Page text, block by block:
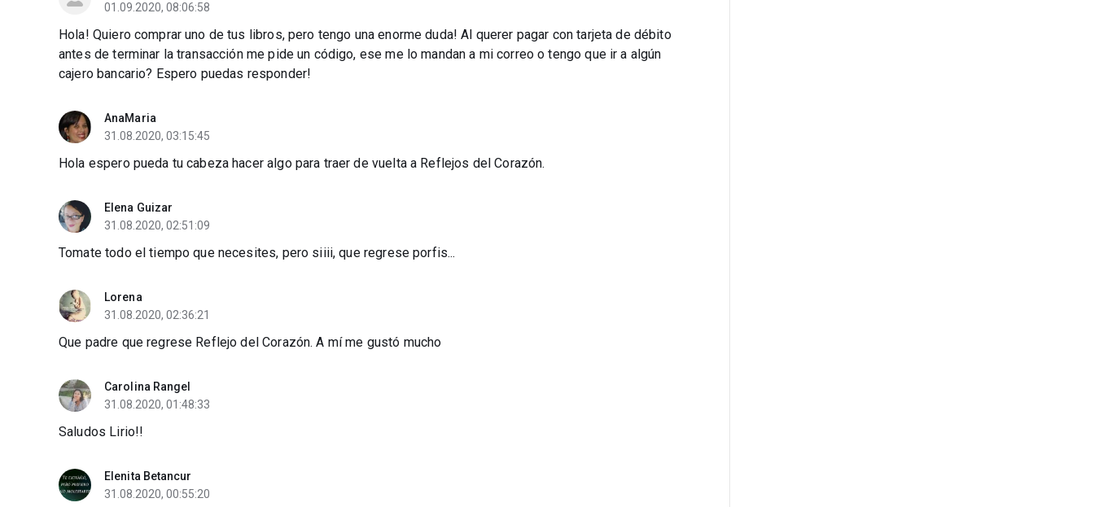
01.09.2020, 08:06:58
Hola! Quiero comprar uno de tus libros, pero tengo una enorme duda! Al querer pagar con tarjeta de débito
antes de terminar la transacción me pide un código, ese me lo mandan a mi correo o tengo que ir a algún
cajero bancario? Espero puedas responder!
AnaMaria
31.08.2020, 03:15:45
Hola espero pueda tu cabeza hacer algo para traer de vuelta a Reflejos del Corazón.
Elena Guizar
31.08.2020, 02:51:09
Tomate todo el tiempo que necesites, pero siiii, que regrese porfis...
Lorena
31.08.2020, 02:36:21
Que padre que regrese Reflejo del Corazón. A mí me gustó mucho
Carolina Rangel
31.08.2020, 01:48:33
Saludos Lirio!!
Elenita Betancur
31.08.2020, 00:55:20